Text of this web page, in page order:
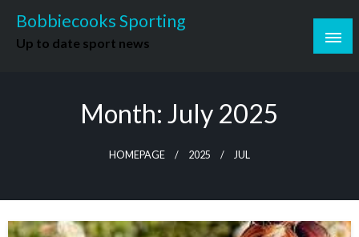
content
Bobbiecooks Sporting
Up to date sport news
Month: July 2025
HOMEPAGE 2025 JUL